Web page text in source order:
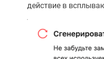
действие в